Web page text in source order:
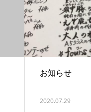
お知らせ
2020.07.29